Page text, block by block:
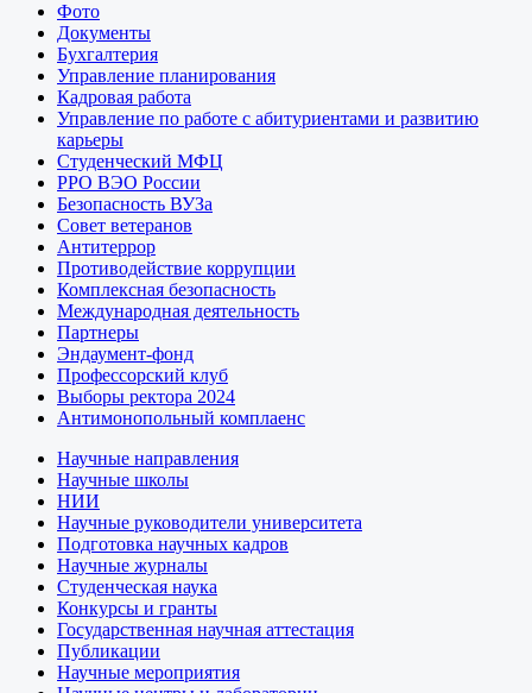
Фото
Документы
Бухгалтерия
Управление планирования
Кадровая работа
Управление по работе с абитуриентами и развитию
карьеры
Студенческий МФЦ
РРО ВЭО России
Безопасность ВУЗа
Совет ветеранов
Антитеррор
Противодействие коррупции
Комплексная безопасность
Международная деятельность
Партнеры
Эндаумент-фонд
Профессорский клуб
Выборы ректора 2024
Антимонопольный комплаенс
Научные направления
Научные школы
НИИ
Научные руководители университета
Подготовка научных кадров
Научные журналы
Студенческая наука
Конкурсы и гранты
Государственная научная аттестация
Публикации
Научные мероприятия